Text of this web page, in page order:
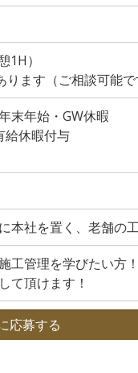
1H）
ます（ご相談可能で
末年始・GW休暇
休暇付与
本社を置く、老舗の
工管理を学びたい方！
て頂けます！
応募する